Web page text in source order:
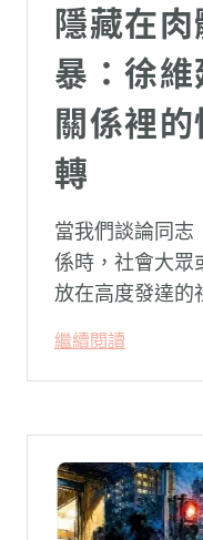
隱藏在
暴：徐
關係裡
轉
當我們談論同志
係時，社會大眾
放在高度發達的
砲文化的普及度
繼續閱讀